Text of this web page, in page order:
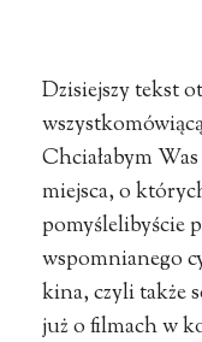
Dzisiejszy tekst
Chciałabym
miejsca, o
pomyślelibyście
wspomnianego
kina, czyli także
już o filmach w